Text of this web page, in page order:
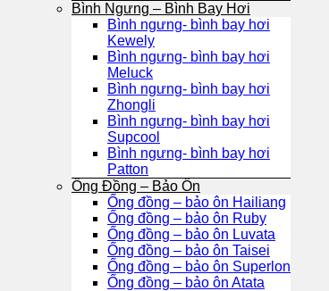
Bình Ngưng – Bình Bay Hơi
Bình ngưng- bình bay hơi
Kewely
Bình ngưng- bình bay hơi
Meluck
Bình ngưng- bình bay hơi
Zhongli
Bình ngưng- bình bay hơi
Supcool
Bình ngưng- bình bay hơi
Patton
Ống Đồng – Bảo Ôn
Ống đồng – bảo ôn Hailiang
Ống đồng – bảo ôn Ruby
Ống đồng – bảo ôn Luvata
Ống đồng – bảo ôn Taisei
Ống đồng – bảo ôn Superlon
Ống đồng – bảo ôn Atata